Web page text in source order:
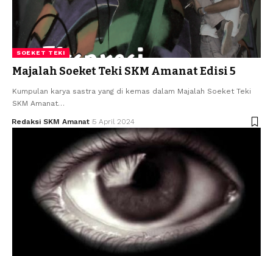
SOEKET TEKI
Majalah Soeket Teki SKM Amanat Edisi 5
Kumpulan karya sastra yang di kemas dalam Majalah Soeket Teki
SKM Amanat…
Redaksi SKM Amanat 5 April 2024